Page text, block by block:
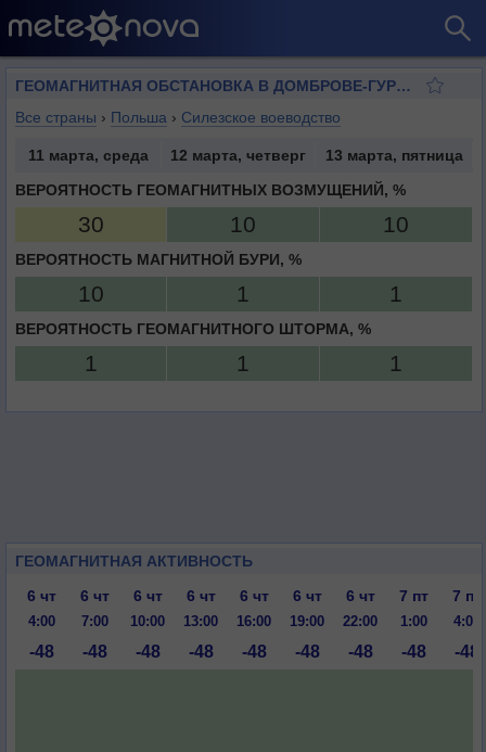
ГЕОМАГНИТНАЯ ОБСТАНОВКА В ДОМБРОВЕ-ГУРНИЧЕ
Все страны › Польша › Силезское воеводство
11 марта, среда 12 марта, четверг
13 марта, пятница
ВЕРОЯТНОСТЬ ГЕОМАГНИТНЫХ ВОЗМУЩЕНИЙ, %
30 10 10
ВЕРОЯТНОСТЬ МАГНИТНОЙ БУРИ, %
10 1 1
ВЕРОЯТНОСТЬ ГЕОМАГНИТНОГО ШТОРМА, %
1 1 1
ГЕОМАГНИТНАЯ АКТИВНОСТЬ
6 чт
6 чт 6 чт 6 чт 6 чт 6 чт 6 чт 7 пт 7 пт
4:00 7:00 10:00 13:00 16:00 19:00 22:00 1:00 4:00
-48 -48 -48 -48 -48 -48 -48 -48 -48